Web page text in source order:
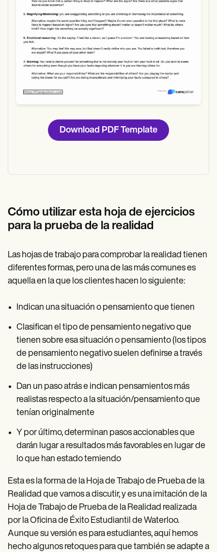
Download PDF Template
Cómo utilizar esta hoja de ejercicios
para la prueba de la realidad
Las hojas de trabajo para comprobar la realidad tienen
diferentes formas, pero una de las más comunes es
aquella en la que los clientes hacen lo siguiente:
Indican una situación o pensamiento que tienen
Clasifican el tipo de pensamiento negativo que
tienen sobre esa situación o pensamiento (los tipos
de pensamiento negativo suelen definirse a través
de las instrucciones)
Dan un paso atrás e indican pensamientos más
realistas respecto a la situación/pensamiento que
tenían originalmente
Y por último, determinan pasos accionables que
darán lugar a resultados más favorables en lugar de
lo que han estado temiendo
Esta es la forma de la Hoja de Trabajo de Prueba de la
Realidad que vamos a discutir, y es una imitación de la
Hoja de Trabajo de Prueba de la Realidad realizada
por la Oficina de Éxito Estudiantil de Waterloo.
Aunque su versión es para estudiantes, aquí hemos
hecho algunos retoques para que también se adapte a